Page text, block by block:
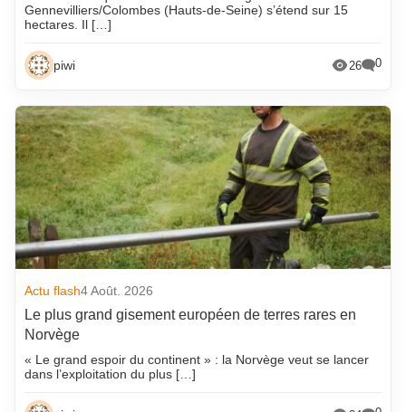
Gennevilliers/Colombes (Hauts-de-Seine) s’étend sur 15
hectares. Il […]
piwi 26 0
Actu flash4 Août. 2026
Le plus grand gisement européen de terres rares en
Norvège
« Le grand espoir du continent » : la Norvège veut se lancer
dans l’exploitation du plus […]